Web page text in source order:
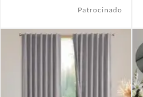
Patrocinado